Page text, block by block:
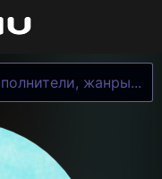
жанры...